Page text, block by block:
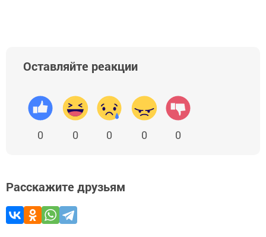
Оставляйте реакции
0 0 0 0 0
Расскажите друзьям